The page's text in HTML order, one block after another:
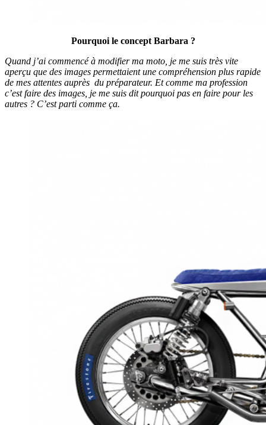
Pourquoi le concept Barbara ?
Quand j’ai commencé à modifier ma moto, je me suis très vite
aperçu que des images permettaient une compréhension plus rapide
de mes attentes auprès du préparateur. Et comme ma profession
c’est faire des images, je me suis dit pourquoi pas en faire pour les
autres ? C’est parti comme ça.